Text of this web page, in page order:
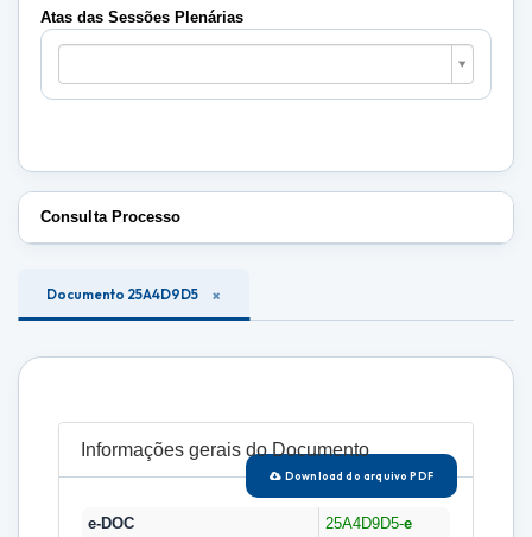
Atas das Sessões Plenárias
Atas
Sessões
Plenárias
Consulta Processo
Documento 25A4D9D5
Informações gerais do Documento
Download do arquivo PDF
e-DOC 25A4D9D5-e